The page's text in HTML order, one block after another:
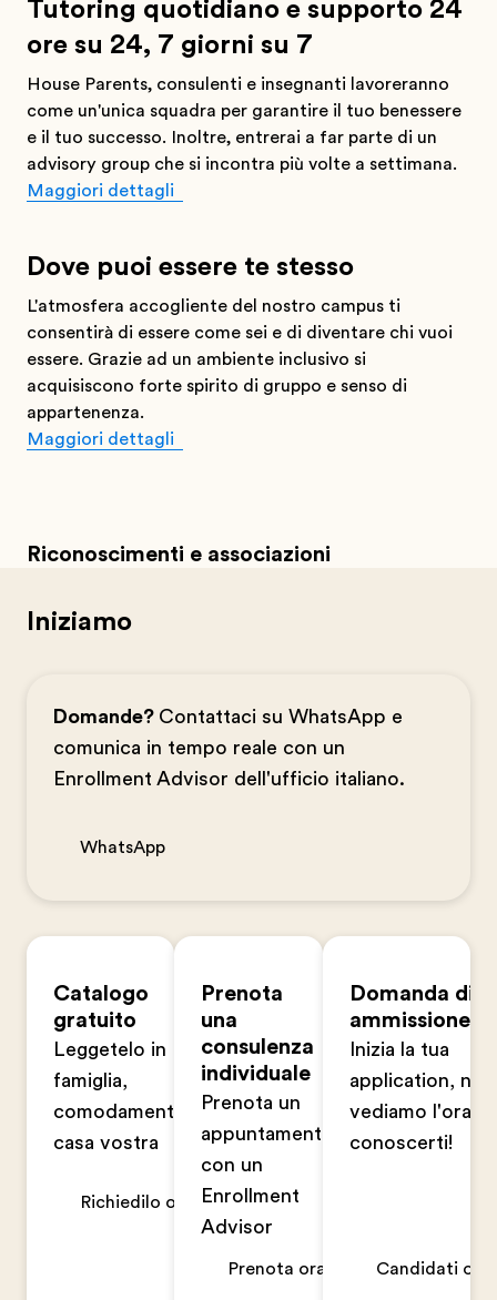
Tutoring quotidiano e supporto 24
ore su 24, 7 giorni su 7
House Parents, consulenti e insegnanti lavoreranno
come un'unica squadra per garantire il tuo benessere
e il tuo successo. Inoltre, entrerai a far parte di un
advisory group che si incontra più volte a settimana.
Maggiori dettagli
Dove puoi essere te stesso
L'atmosfera accogliente del nostro campus ti
consentirà di essere come sei e di diventare chi vuoi
essere. Grazie ad un ambiente inclusivo si
acquisiscono forte spirito di gruppo e senso di
appartenenza.
Maggiori dettagli
Riconoscimenti e associazioni
Iniziamo
Domande? Contattaci su WhatsApp e
comunica in tempo reale con un
Enrollment Advisor dell'ufficio italiano.
WhatsApp
Catalogo
gratuito
Leggetelo in
famiglia,
comodamente a
casa vostra
Richiedilo ora
Prenota
una
consulenza
individuale
Prenota un
appuntamento
con un
Enrollment
Advisor
Prenota ora
Domanda di
ammissione
Inizia la tua
application, non
vediamo l'ora di
conoscerti!
Candidati ora